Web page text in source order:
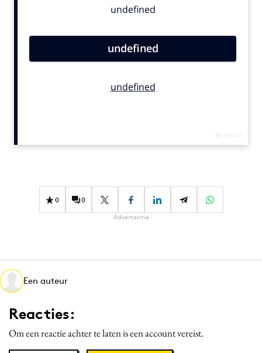
Contentmarketing
Effectiviteit
Gedragsverandering
Martech
Media
Merkstrategie
PR
Programmatic
0 0
Advertentie
Een auteur
Reacties:
Om een reactie achter te laten is een account vereist.